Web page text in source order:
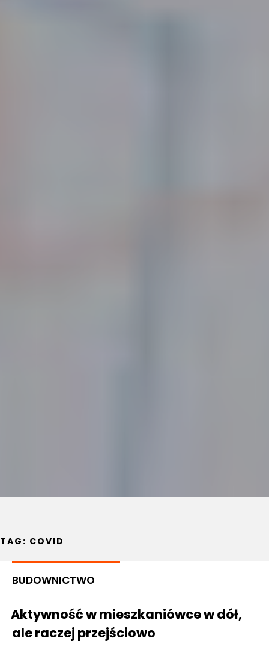
TAG: COVID
BUDOWNICTWO
Aktywność w mieszkaniówce w dół,
ale raczej przejściowo